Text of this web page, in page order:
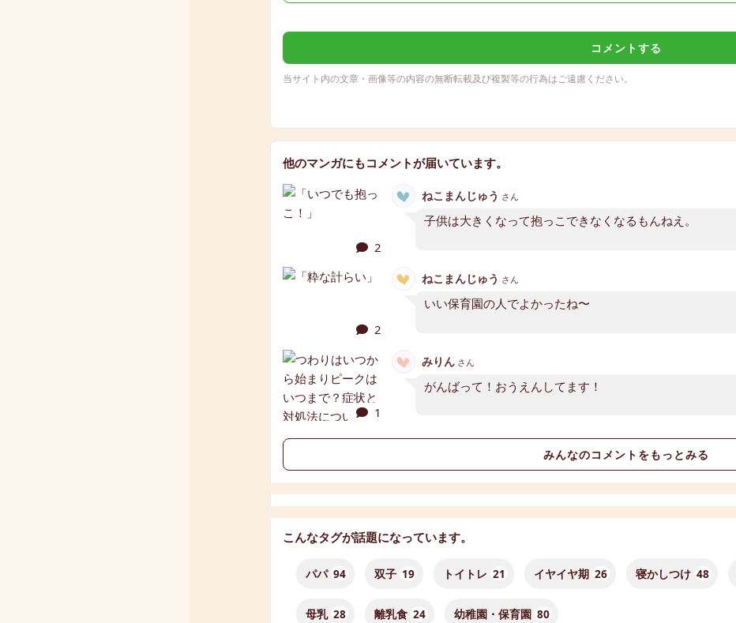
コメントする
当サイト内の文章・画像等の内容の無断転載及び複製等の行為はご遠慮ください。
他のマンガにもコメントが届いています。
2
ねこまんじゅう さん
子供は大きくなって抱っこできなくなるもんねえ。
2
ねこまんじゅう さん
いい保育園の人でよかったね〜
1
みりんさん
がんばって！おうえんしてます！
みんなのコメントをもっとみる
こんなタグが話題になっています。
パパ 94 双子 19 トイトレ 21 イヤイヤ期 26 寝かしつけ 48
母乳 28 離乳食 24 幼稚園・保育園 80